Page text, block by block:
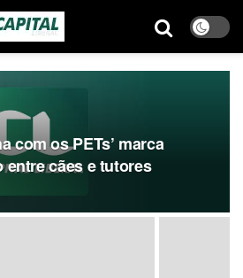
com os PETs’ marca
cães e tutores